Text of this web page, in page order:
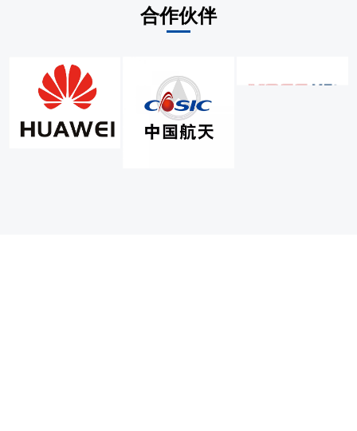
合作伙伴